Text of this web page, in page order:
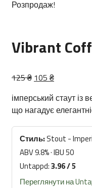
Розпродаж!
Vibrant
125₴ Оригінальна
125 ₴.
105 ₴Поточна
105 ₴.
імперський стаут
що нагадує
Стиль: Stout -
ABV 9.8% · IBU 50
Untappd:3.96 / 5
Переглянути на